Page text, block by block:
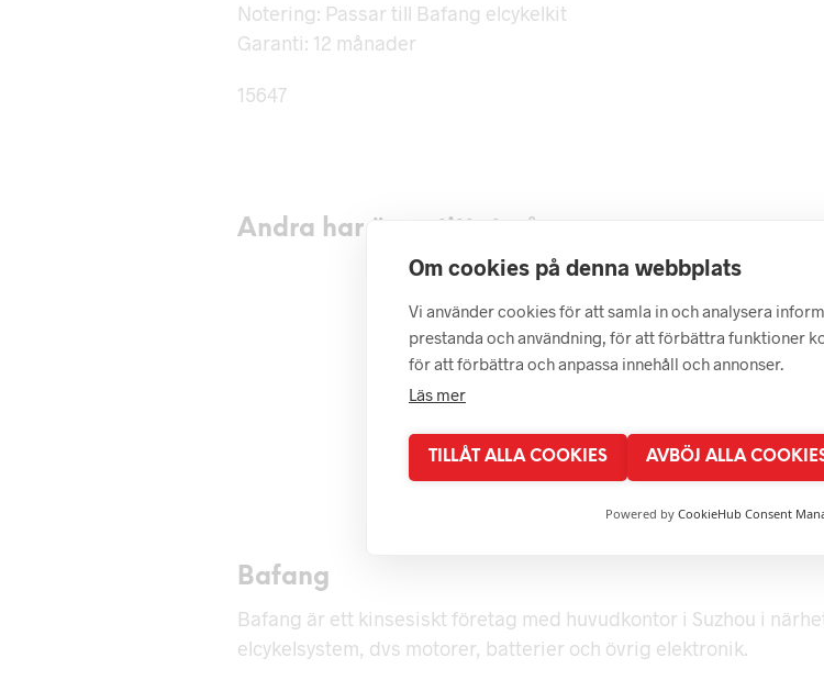
Om cookies på denna webbplats
Vi använder cookies för att samla in och analysera
prestanda och användning, för att förbättra funktioner
för att förbättra och anpassa innehåll och annonser.
Läs mer
TILLÅT ALLA COOKIES AVBÖJ ALLA
Powered by CookieHub Consent
Notering: Passar till Bafang elcykelkit
Garanti: 12 månader
15647
Andra har även tittat på...
500kr 399kr
LÄGG I VARUKORG
500kr
LÄGG I
Bafang
Bafang är ett kinsesiskt företag med huvudkontor i Suzhou i
elcykelsystem, dvs motorer, batterier och övrig elektronik.